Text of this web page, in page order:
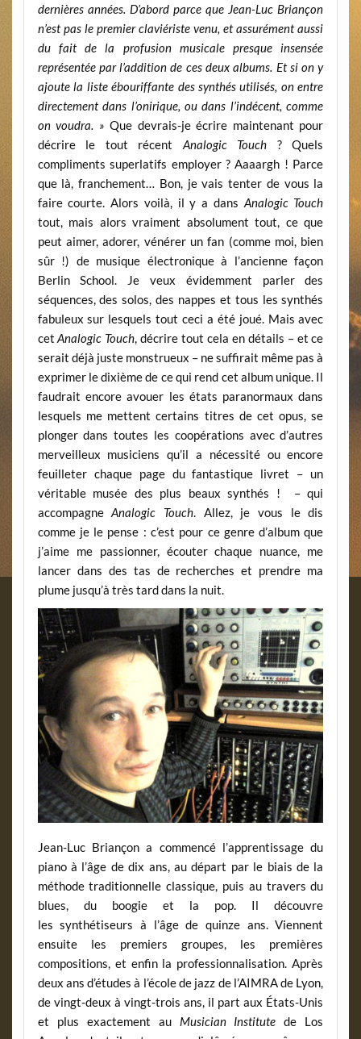
dernières années. D’abord parce que Jean-Luc Briançon
n’est pas le premier claviériste venu, et assurément aussi
du fait de la profusion musicale presque insensée
représentée par l’addition de ces deux albums. Et si on y
ajoute la liste ébouriffante des synthés utilisés, on entre
directement dans l’onirique, ou dans l’indécent, comme
on voudra. » Que devrais-je écrire maintenant pour
décrire le tout récent Analogic Touch ? Quels
compliments superlatifs employer ? Aaaargh ! Parce
que là, franchement… Bon, je vais tenter de vous la
faire courte. Alors voilà, il y a dans Analogic Touch
tout, mais alors vraiment absolument tout, ce que
peut aimer, adorer, vénérer un fan (comme moi, bien
sûr !) de musique électronique à l’ancienne façon
Berlin School. Je veux évidemment parler des
séquences, des solos, des nappes et tous les synthés
fabuleux sur lesquels tout ceci a été joué. Mais avec
cetAnalogic Touch, décrire tout cela en détails – et ce
serait déjà juste monstrueux – ne suffirait même pas à
exprimer le dixième de ce qui rend cet album unique. Il
faudrait encore avouer les états paranormaux dans
lesquels me mettent certains titres de cet opus, se
plonger dans toutes les coopérations avec d’autres
merveilleux musiciens qu’il a nécessité ou encore
feuilleter chaque page du fantastique livret – un
véritable musée des plus beaux synthés ! – qui
accompagneAnalogic Touch. Allez, je vous le dis
comme je le pense : c’est pour ce genre d’album que
j’aime me passionner, écouter chaque nuance, me
lancer dans des tas de recherches et prendre ma
plume jusqu’à très tard dans la nuit.
Jean-Luc Briançon a commencé l’apprentissage du
piano à l’âge de dix ans, au départ par le biais de la
méthode traditionnelle classique, puis au travers du
blues, du boogie et la pop. Il découvre
les synthétiseurs à l’âge de quinze ans. Viennent
ensuite les premiers groupes, les premières
compositions, et enfin la professionnalisation. Après
deux ans d’études à l’école de jazz de l’AIMRA de Lyon,
de vingt-deux à vingt-trois ans, il part aux États-Unis
et plus exactement au Musician Institute de Los